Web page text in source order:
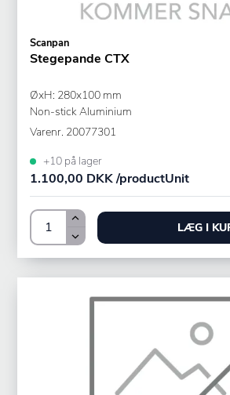
Scanpan
Stegepande CTX
ØxH: 280x100 mm
Non-stick Aluminium
Varenr. 20077301
+10 på lager
1.100,00 DKK /productUnit
LÆG I